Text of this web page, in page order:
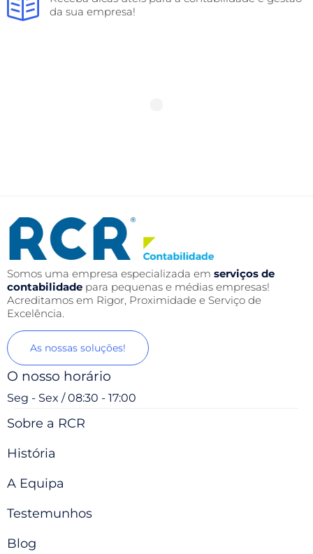
da sua empresa!
Somos uma empresa especializada em serviços de
contabilidade para pequenas e médias empresas!
Acreditamos em Rigor, Proximidade e Serviço de
Excelência.
As nossas soluções!
O nosso horário
Seg - Sex / 08:30 - 17:00
Sobre a RCR
História
A Equipa
Testemunhos
Blog